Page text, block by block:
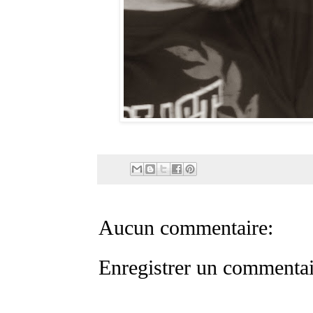
Aucun commentaire:
Enregistrer un